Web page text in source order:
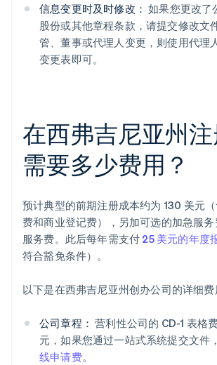
信息变更时及时修改： 如果您更改了
股份或其他章程条款，请提交修改文
管、董事或代理人变更，则使用代理
变更表即可。
在西弗吉尼亚州
需要多少费用？
预计典型的前期注册成本约为 130 美元
费和商业登记费），另加可选的加急服
服务费。此后每年需支付 25 美元的年度
符合豁免条件）。
以下是在西弗吉尼亚州创办公司的详细费
公司章程： 营利性公司的 CD-1 表格
元，如果您通过一站式系统提交文件
线申请费。